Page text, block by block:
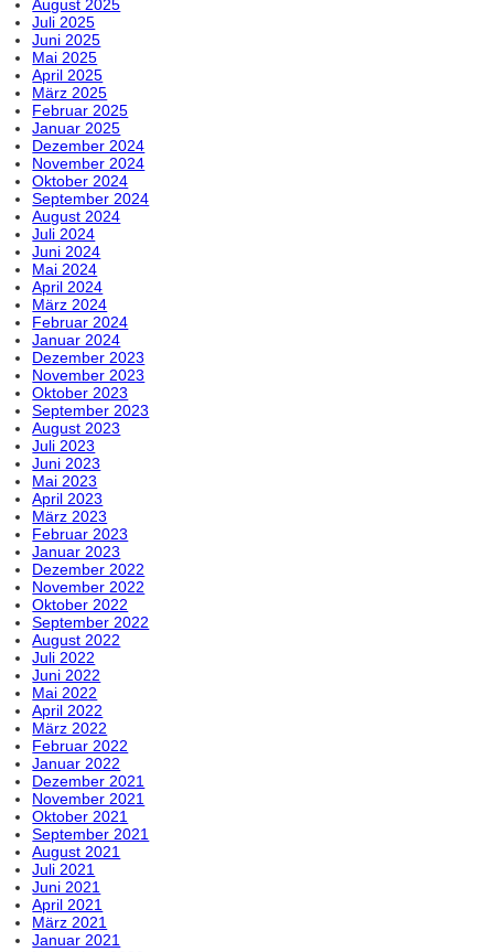
August 2025
Juli 2025
Juni 2025
Mai 2025
April 2025
März 2025
Februar 2025
Januar 2025
Dezember 2024
November 2024
Oktober 2024
September 2024
August 2024
Juli 2024
Juni 2024
Mai 2024
April 2024
März 2024
Februar 2024
Januar 2024
Dezember 2023
November 2023
Oktober 2023
September 2023
August 2023
Juli 2023
Juni 2023
Mai 2023
April 2023
März 2023
Februar 2023
Januar 2023
Dezember 2022
November 2022
Oktober 2022
September 2022
August 2022
Juli 2022
Juni 2022
Mai 2022
April 2022
März 2022
Februar 2022
Januar 2022
Dezember 2021
November 2021
Oktober 2021
September 2021
August 2021
Juli 2021
Juni 2021
April 2021
März 2021
Januar 2021